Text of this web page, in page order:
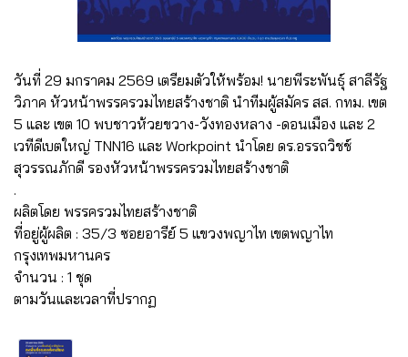
วันที่ 29 มกราคม 2569 เตรียมตัวให้พร้อม! นายพีระพันธุ์ สาลีรัฐ
วิภาค หัวหน้าพรรครวมไทยสร้างชาติ นำทีมผู้สมัคร สส. กทม. เขต
5 และ เขต 10 พบชาวห้วยขวาง-วังทองหลาง -ดอนเมือง และ 2
เวทีดีเบตใหญ่ TNN16 และ Workpoint นำโดย ดร.อรรถวิชช์
สุวรรณภักดี รองหัวหน้าพรรครวมไทยสร้างชาติ
.
ผลิตโดย พรรครวมไทยสร้างชาติ
ที่อยู่ผู้ผลิต : 35/3 ซอยอารีย์ 5 แขวงพญาไท เขตพญาไท
กรุงเทพมหานคร
จำนวน : 1 ชุด
ตามวันและเวลาที่ปรากฏ